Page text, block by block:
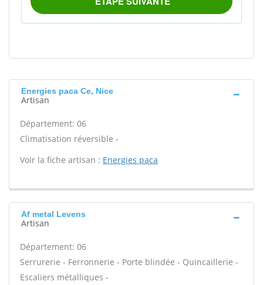
Energies paca Ce, Nice
Artisan
Département: 06
Climatisation réversible -
Voir la fiche artisan : Energies paca
Af metal Levens
Artisan
Département: 06
Serrurerie - Ferronnerie - Porte blindée - Quincaillerie -
Escaliers métalliques -